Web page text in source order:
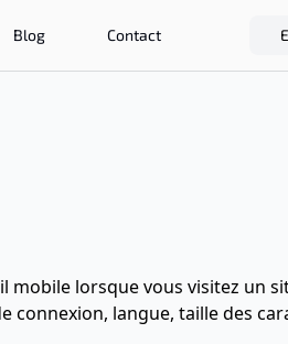
Blog Contact
lorsque vous visitez un
langue, taille des